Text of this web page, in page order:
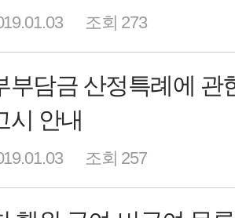
조회 273
부담금 산정특례에 관
시 안내
조회 257